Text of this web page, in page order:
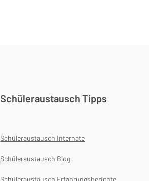
Schüleraustausch Tipps
Schüleraustausch Internate
Schüleraustausch Blog
Schüleraustausch Erfahrungsberichte